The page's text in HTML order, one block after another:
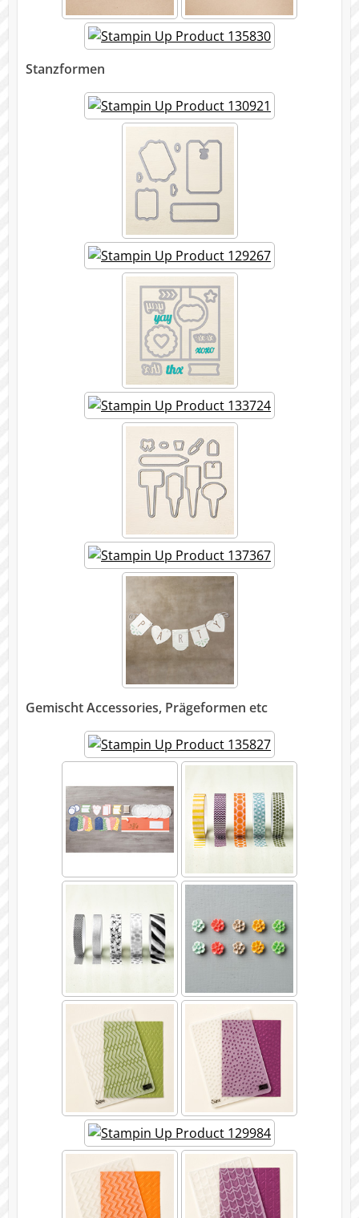
Stanzformen
Gemischt Accessories, Prägeformen etc